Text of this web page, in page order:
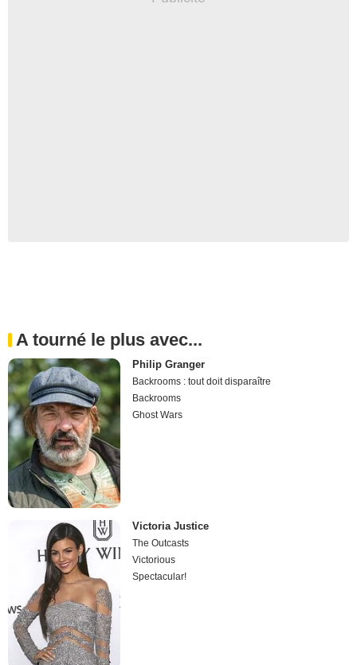
A tourné le plus avec...
Philip Granger
Backrooms : tout doit disparaître
Backrooms
Ghost Wars
Victoria Justice
The Outcasts
Victorious
Spectacular!